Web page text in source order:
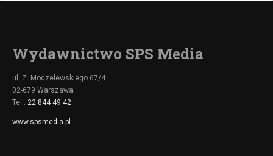
Wydawnictwo SPS Media
ul. Z. Modzelewskiego 67/4
02-679 Warszawa;
Tel.: 22 844 49 42
www.spsmedia.pl